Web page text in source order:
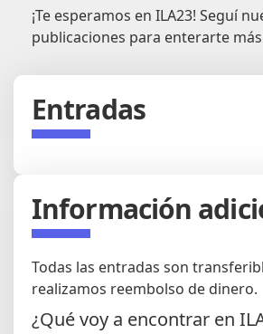
¡Te esperamos en ILA23! Seguí
publicaciones para enterarte
Entradas
Información
Todas las entradas son
realizamos reembolso de dinero.
¿Qué voy a encontrar en